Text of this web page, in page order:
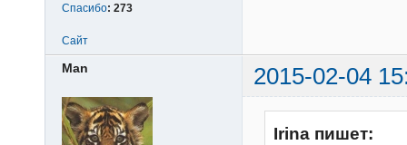
Спасибо: 273
Сайт
Man 2015-02-04
Irina пишет: